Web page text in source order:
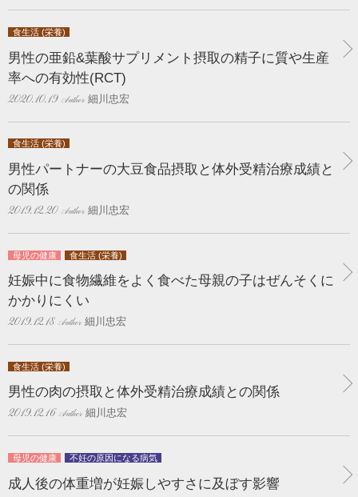
食生活 (栄養)
男性の亜鉛&葉酸サプリメント摂取の精子に質や生産
率への有効性(RCT)
2020.10.19 細川忠宏
食生活 (栄養)
男性パートナーの大豆食品摂取と体外受精治療成績と
の関係
2019.12.20 細川忠宏
母児の健康 食生活 (栄養)
妊娠中に食物繊維をよく食べた母親の子はぜんそくに
かかりにくい
2019.12.18 細川忠宏
食生活 (栄養)
男性の肉の摂取と体外受精治療成績との関係
2019.12.16 細川忠宏
母児の健康 不妊の原因になる病気
成人後の体重増が妊娠しやすさに及ぼす影響